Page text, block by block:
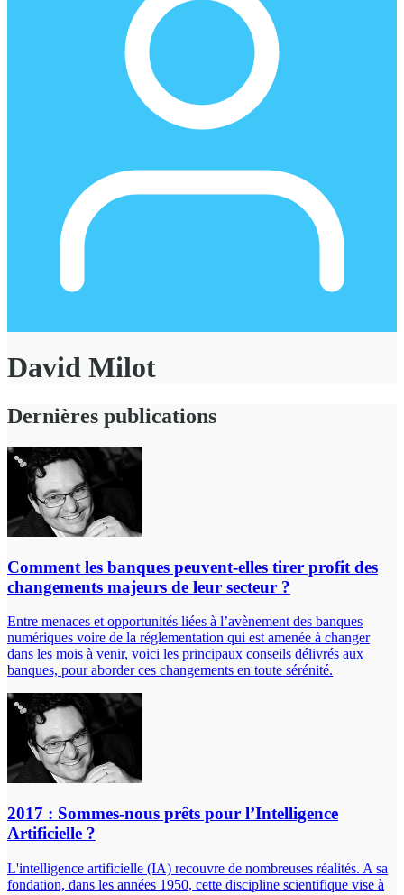
David Milot
Dernières publications
Comment les banques peuvent-elles tirer profit des
changements majeurs de leur secteur ?
Entre menaces et opportunités liées à l’avènement des banques
numériques voire de la réglementation qui est amenée à changer
dans les mois à venir, voici les principaux conseils délivrés aux
banques, pour aborder ces changements en toute sérénité.
2017 : Sommes-nous prêts pour l’Intelligence
Artificielle ?
L'intelligence artificielle (IA) recouvre de nombreuses réalités. A sa
fondation, dans les années 1950, cette discipline scientifique vise à